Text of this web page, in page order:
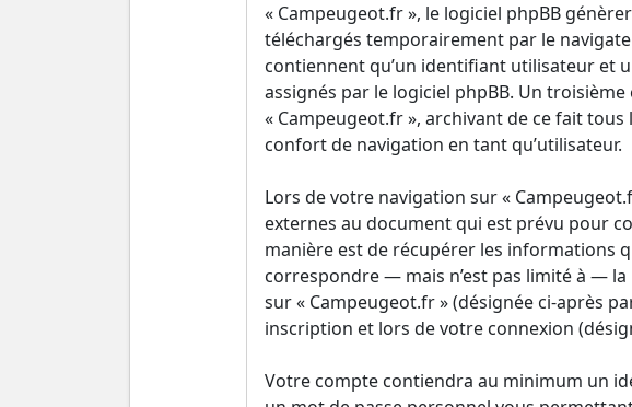
« Campeugeot.fr », le logiciel phpBB
téléchargés temporairement par le
contiennent qu’un identifiant utilisateur et
assignés par le logiciel phpBB. Un
« Campeugeot.fr », archivant de ce fait
confort de navigation en tant qu’utilisateur.
Lors de votre navigation sur «
externes au document qui est prévu pour
manière est de récupérer les informations
correspondre — mais n’est pas limité à —
sur « Campeugeot.fr » (désignée ci-après
inscription et lors de votre connexion
Votre compte contiendra au minimum un